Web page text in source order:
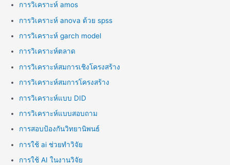
การวิเคราะห์ amos
การวิเคราะห์ anova ด้วย spss
การวิเคราะห์ garch model
การวิเคราะห์ตลาด
การวิเคราะห์สมการเชิงโครงสร้าง
การวิเคราะห์สมการโครงสร้าง
การวิเคราะห์แบบ DID
การวิเคราะห์แบบสอบถาม
การสอบป้องกันวิทยานิพนธ์
การใช้ ai ช่วยทำวิจัย
การใช้ AI ในงานวิจัย